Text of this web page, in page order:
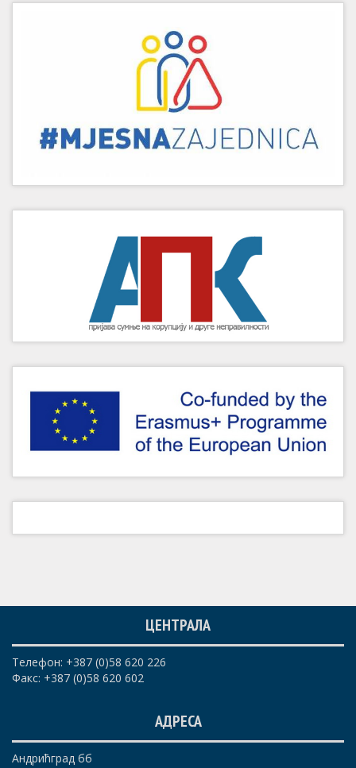
ЦЕНТРАЛА
Телефон: +387 (0)58 620 226
Факс: +387 (0)58 620 602
АДРЕСА
Андрићград бб